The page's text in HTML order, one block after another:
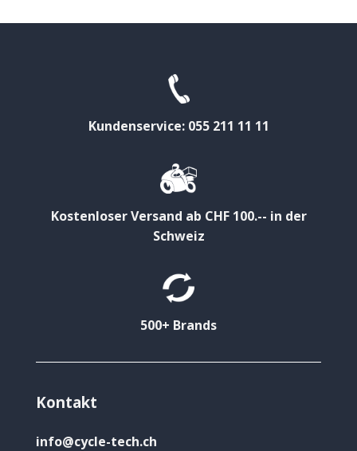
Kundenservice: 055 211 11 11
Kostenloser Versand ab CHF 100.-- in der
Schweiz
500+ Brands
Kontakt
info@cycle-tech.ch